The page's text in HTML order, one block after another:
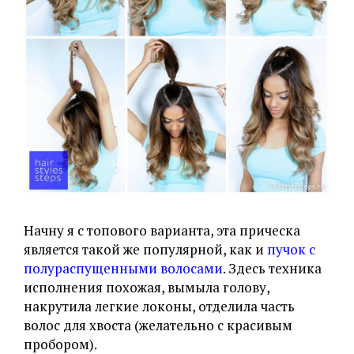
Начну я с топового варианта, эта прическа
является такой же популярной, как и пучок с
полураспущенными волосами. Здесь техника
исполнения похожая, вымыла голову,
накрутила легкие локоны, отделила часть
волос для хвоста (желательно с красивым
пробором).